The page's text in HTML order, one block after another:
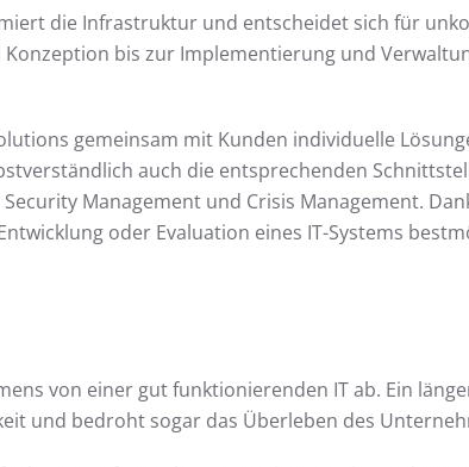
die Infrastruktur und entscheidet sich für
bis zur Implementierung und
gemeinsam mit Kunden individuelle
auch die entsprechenden
Management und Crisis Management.
oder Evaluation eines IT-Systems
von einer gut funktionierenden IT ab. Ein
und bedroht sogar das Überleben des